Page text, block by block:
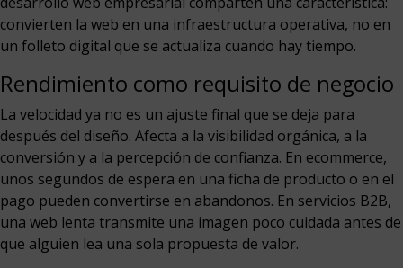
convierten la web en una infraestructura operativa, no en
un folleto digital que se actualiza cuando hay tiempo.
Rendimiento como requisito de negocio
La velocidad ya no es un ajuste final que se deja para
después del diseño. Afecta a la visibilidad orgánica, a la
conversión y a la percepción de confianza. En ecommerce,
unos segundos de espera en una ficha de producto o en el
pago pueden convertirse en abandonos. En servicios B2B,
una web lenta transmite una imagen poco cuidada antes de
que alguien lea una sola propuesta de valor.